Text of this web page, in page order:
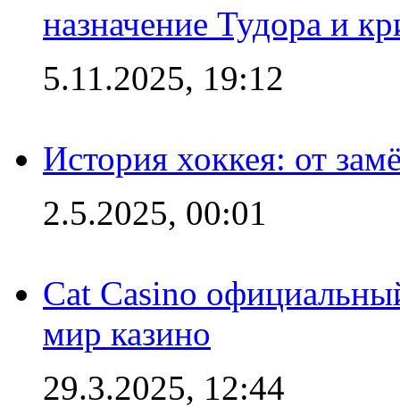
назначение Тудора и
5.11.2025, 19:12
История хоккея: от
2.5.2025, 00:01
Cat Casino
мир казино
29.3.2025, 12:44